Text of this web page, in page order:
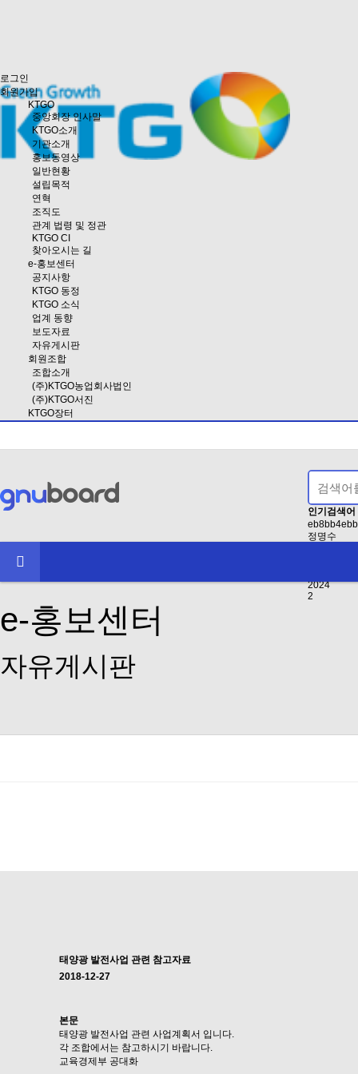
로그인
회원가입
KTGO
중앙회장 인사말
KTGO소개
기관소개
홍보동영상
일반현황
설립목적
연혁
조직도
관계 법령 및 정관
KTGO CI
찾아오시는 길
e-홍보센터
공지사항
KTGO 동정
KTGO 소식
업계 동향
보도자료
자유게시판
회원조합
조합소개
(주)KTGO농업회사법인
(주)KTGO서진
KTGO장터
인기검색어
정명수
2024
2
e-홍보센터
자유게시판
태양광 발전사업 관련 참고자료
2018-12-27
본문
태양광 발전사업 관련 사업계획서 입니다.
각 조합에서는 참고하시기 바랍니다.
교육경제부 공대화